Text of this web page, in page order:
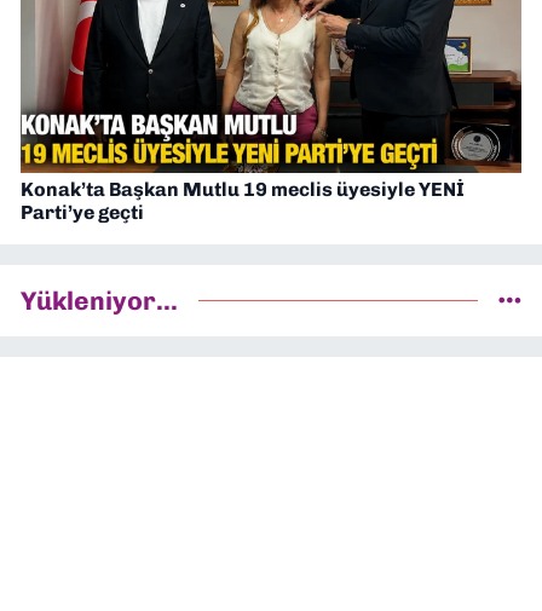
Konak’ta Başkan Mutlu 19 meclis üyesiyle YENİ
Parti’ye geçti
Yükleniyor...